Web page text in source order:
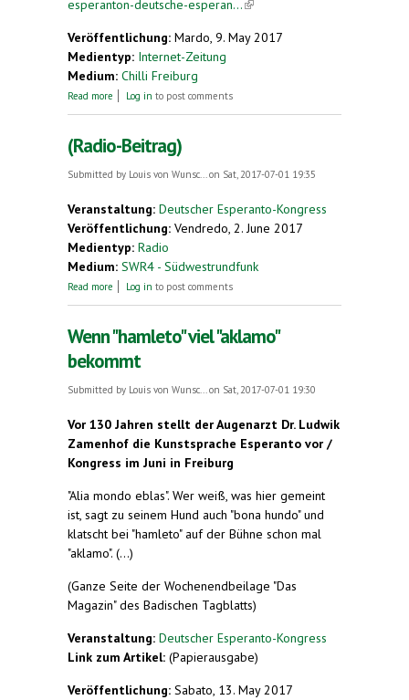
esperanton-deutsche-esperan...(link is external)
Veröffentlichung: Mardo, 9. May 2017
Medientyp: Internet-Zeitung
Medium: Chilli Freiburg
Read more about Paroli Esperanton: Deutsche Esperanto-
Log in to post comments
(Radio-Beitrag)
Submitted by Louis von Wunsc...on Sat, 2017-07-01 19:35
Veranstaltung: Deutscher Esperanto-Kongress
Veröffentlichung: Vendredo, 2. June 2017
Medientyp: Radio
Medium: SWR4 - Südwestrundfunk
Read more about (Radio-Beitrag)
Log in to post comments
Wenn "hamleto" viel "aklamo"
bekommt
Submitted by Louis von Wunsc...on Sat, 2017-07-01 19:30
Vor 130 Jahren stellt der Augenarzt Dr. Ludwik
Zamenhof die Kunstsprache Esperanto vor /
Kongress im Juni in Freiburg
"Alia mondo eblas". Wer weiß, was hier gemeint
ist, sagt zu seinem Hund auch "bona hundo" und
klatscht bei "hamleto" auf der Bühne schon mal
"aklamo". (...)
(Ganze Seite der Wochenendbeilage "Das
Magazin" des Badischen Tagblatts)
Veranstaltung: Deutscher Esperanto-Kongress
Link zum Artikel: (Papierausgabe)
Veröffentlichung: Sabato, 13. May 2017